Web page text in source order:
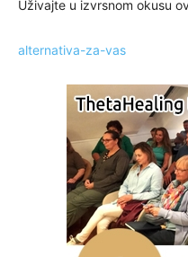
Uživajte u izvrsnom okusu
alternativa-za-vas